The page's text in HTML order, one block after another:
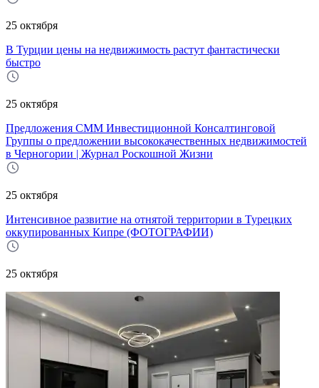
25 октября
В Турции цены на недвижимость растут фантастически
быстро
25 октября
Предложения CMM Инвестиционной Консалтинговой
Группы о предложении высококачественных недвижимостей
в Черногории | Журнал Роскошной Жизни
25 октября
Интенсивное развитие на отнятой территории в Турецких
оккупированных Кипре (ФОТОГРАФИИ)
25 октября